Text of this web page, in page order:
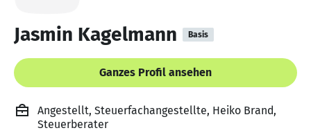
Jasmin Kagelmann Basis
Ganzes Profil ansehen
Angestellt, Steuerfachangestellte, Heiko Brand,
Steuerberater